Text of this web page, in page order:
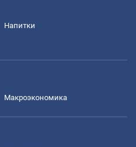
Напитки
Mакроэкономика